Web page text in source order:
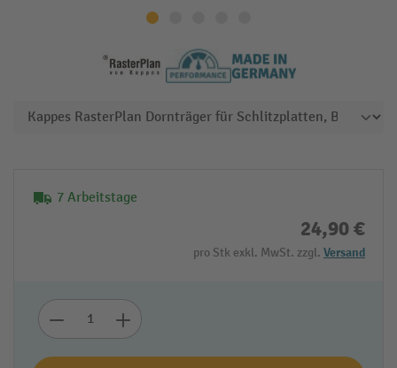
7 Arbeitstage
24,90 €
pro Stk exkl. MwSt. zzgl. Versand